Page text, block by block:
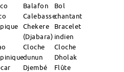
Balafon
Calebasse
Chekere
(Djabara)
Cloche
dunun
Djembé
Bol
chantant
Bracelet
indien
Cloche
Dholak
Flûte